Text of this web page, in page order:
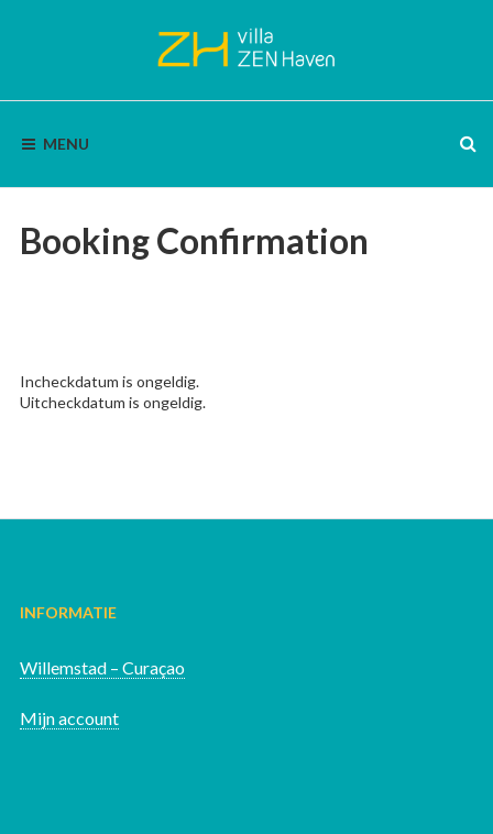
ZEN
HAVEN
|
nature,
panoramic
views.
MENU
Booking Confirmation
Incheckdatum is ongeldig.
Uitcheckdatum is ongeldig.
INFORMATIE
Willemstad – Curaçao
Mijn account